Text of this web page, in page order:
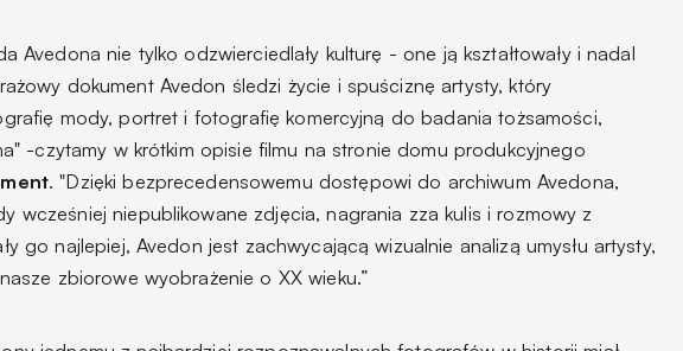
Avedona nie tylko odzwierciedlały kulturę - one ją kształtowały i nadal
dokument Avedon śledzi życie i spuściznę artysty, który
mody, portret i fotografię komercyjną do badania tożsamości,
-czytamy w krótkim opisie filmu na stronie domu produkcyjnego
. "Dzięki bezprecedensowemu dostępowi do archiwum Avedona,
wcześniej niepublikowane zdjęcia, nagrania zza kulis i rozmowy z
go najlepiej, Avedon jest zachwycającą wizualnie analizą umysłu artysty,
zbiorowe wyobrażenie o XX wieku.”